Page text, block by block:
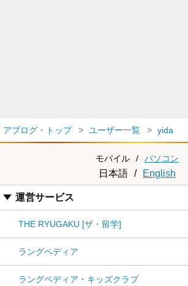
アブログ・トップ ユーザー一覧 yida
モバイル / パソコン
日本語 / English
運営サービス
THE RYUGAKU [ザ・留学]
ラングペディア
ラングペディア・キッズクラブ